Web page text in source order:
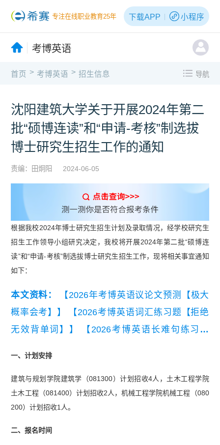
专注在线职业教育25年 下载APP 小程序
考博英语
首页 > 考博英语 > 招生信息 导航
沈阳建筑大学关于开展2024年第二
批“硕博连读”和“申请-考核”制选拔
博士研究生招生工作的通知
责编：田炯阳 2024-06-05
根据我校2024年博士研究生招生计划及录取情况，经学校研究生
招生工作领导小组研究决定，我校将开展2024年第二批“硕博连
读”和“申请-考核”制选拔博士研究生招生工作，现将相关事宜通知
如下：
本文资料：
【2026年考博英语议论文预测【极大
概率会考】】
【2026考博英语词汇练习题【拒绝
无效背单词】】
【2026考博英语长难句练习题
一、计划安排
建筑与规划学院建筑学（081300）计划招收4人，土木工程学院
土木工程（081400）计划招收2人，机械工程学院机械工程（080
200）计划招收1人。
二、报名时间